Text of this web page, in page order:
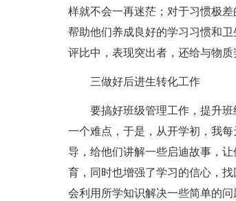
样就不会一再迷茫；对于习惯极
帮助他们养成良好的学习习惯和
评比中，表现突出者，还给与物
三做好后进生转化工作
要搞好班级管理工作，提升
一个难点，于是，从开学初，我
导，给他们讲解一些启迪故事，
育，同时也增强了学习的信心，
会利用所学知识解决一些简单的